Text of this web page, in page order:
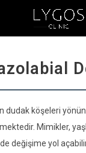
dudak köşeleri
Mimikler,
değişime yol